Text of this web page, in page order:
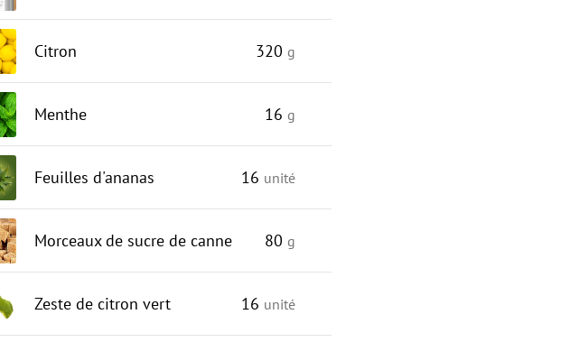
Citron 320 g
Menthe 16 g
Feuilles d'ananas 16 unité
Morceaux de sucre de canne 80 g
Zeste de citron vert 16 unité